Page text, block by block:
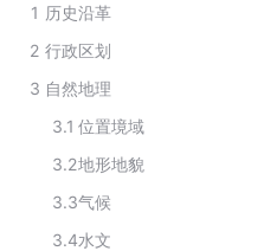
1 历史沿革
2 行政区划
3 自然地理
3.1 位置境域
3.2地形地貌
3.3气候
3.4水文